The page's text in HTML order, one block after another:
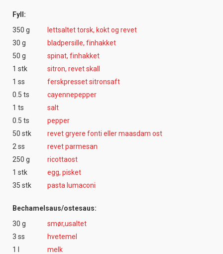
Fyll:
350 g
lettsaltet torsk, kokt og revet
30 g
bladpersille, finhakket
50 g
spinat, finhakket
1 stk
sitron, revet skall
1 ss
ferskpresset sitronsaft
0.5 ts
cayennepepper
1 ts
salt
0.5 ts
pepper
50 stk
revet gryere fonti eller maasdam ost
2 ss
revet parmesan
250 g
ricottaost
1 stk
egg, pisket
35 stk
pasta lumaconi
Bechamelsaus/ostesaus:
30 g
smør,usaltet
3 ss
hvetemel
1 l
melk